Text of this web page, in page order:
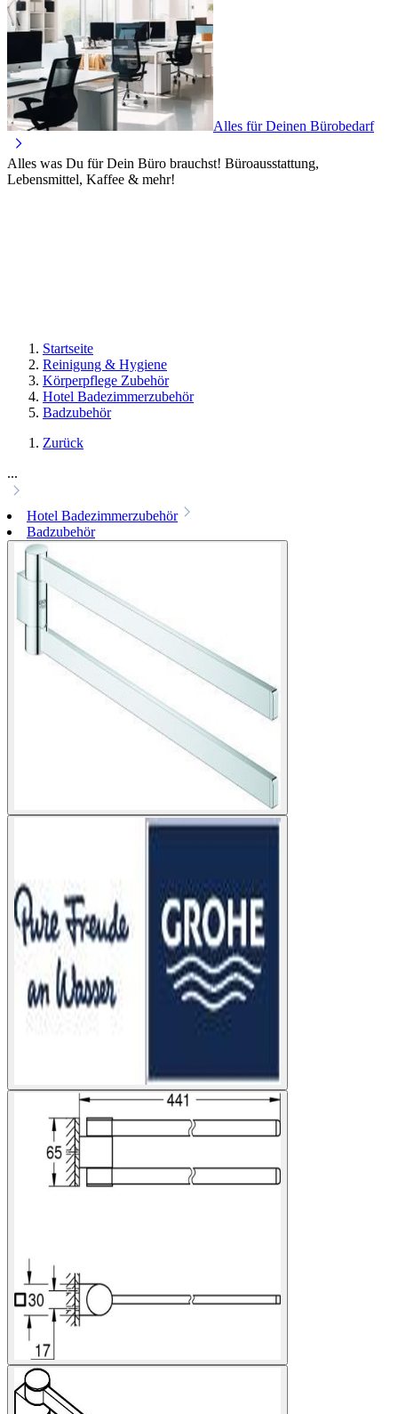
Alles für Deinen Bürobedarf
Alles was Du für Dein Büro brauchst! Büroausstattung,
Lebensmittel, Kaffee & mehr!
Startseite
Reinigung & Hygiene
Körperpflege Zubehör
Hotel Badezimmerzubehör
Badzubehör
Zurück
...
Hotel Badezimmerzubehör
Badzubehör